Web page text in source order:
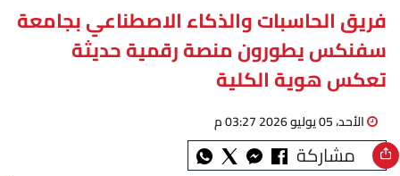
فريق الحاسبات والذكاء الاصطناعي بجامعة
سفنكس يطورون منصة رقمية حديثة
تعكس هوية الكلية
الأحد، 05 يوليو 2026 03:27 م
مشاركة